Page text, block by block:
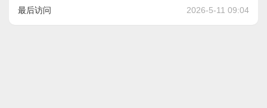
最后访问 2026-5-11 09:04